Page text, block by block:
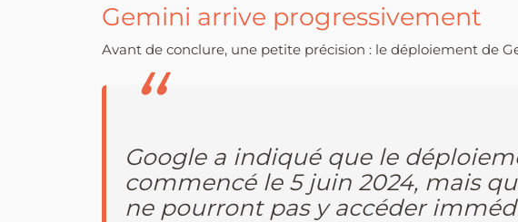
Gemini arrive progressivement
Avant de conclure, une petite précision : le déploiement de
Google a indiqué que le
commencé le 5 juin 2024, mais
ne pourront pas y accéder